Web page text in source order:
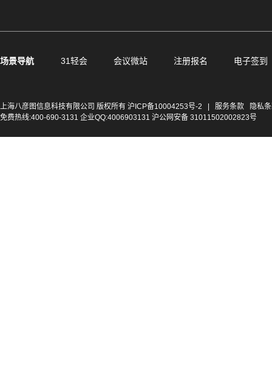
场景导航 31轻会 会议微站 注册报名 电子签到
上海八彦图信息科技有限公司 版权所有 沪ICP备10004253号-2 服务条款
隐私
免费热线:400-690-3131 企业QQ:4006903131 沪公网安备 31011502002823号